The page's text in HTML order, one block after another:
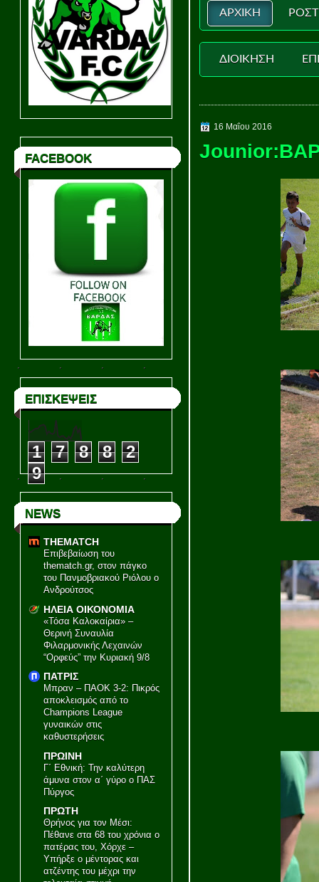
FACEBOOK
ΕΠΙΣΚΕΨΕΙΣ
1 7 8 8
2
9
NEWS
THEMATCH
Επιβεβαίωση του
thematch.gr, στον πάγκο
του Πανμοβριακού Ριόλου ο
Ανδρούτσος
ΗΛΕΙΑ ΟΙΚΟΝΟΜΙΑ
«Τόσα Καλοκαίρια» –
Θερινή Συναυλία
Φιλαρμονικής Λεχαινών
“Ορφεύς” την Κυριακή 9/8
ΠΑΤΡΙΣ
Μπραν – ΠΑΟΚ 3-2: Πικρός
αποκλεισμός από το
Champions League
γυναικών στις
καθυστερήσεις
ΠΡΩΙΝΗ
Γ΄ Εθνική: Την καλύτερη
άμυνα στον α΄ γύρο ο ΠΑΣ
Πύργος
ΠΡΩΤΗ
Θρήνος για τον Μέσι:
Πέθανε στα 68 του χρόνια ο
πατέρας του, Χόρχε –
Υπήρξε ο μέντορας και
ατζέντης του μέχρι την
ΑΡΧΙΚΗ
ΔΙΟΙΚΗΣΗ
16 Μαΐου 2016